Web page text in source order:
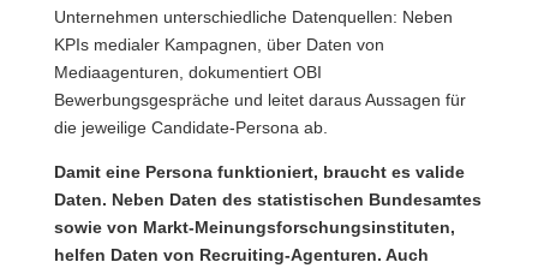
Unternehmen unterschiedliche Datenquellen: Neben
KPIs medialer Kampagnen, über Daten von
Mediaagenturen, dokumentiert OBI
Bewerbungsgespräche und leitet daraus Aussagen für
die jeweilige Candidate-Persona ab.
Damit eine Persona funktioniert, braucht es valide
Daten. Neben Daten des statistischen Bundesamtes
sowie von Markt-Meinungsforschungsinstituten,
helfen Daten von Recruiting-Agenturen. Auch